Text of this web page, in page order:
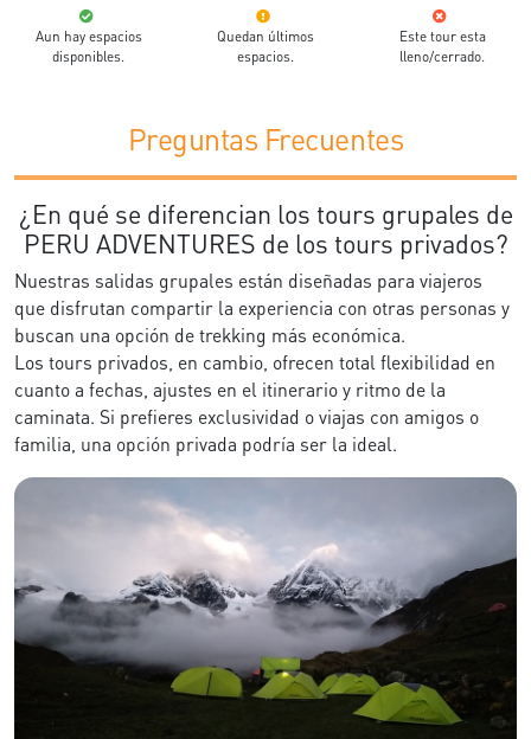
Aun hay espacios
disponibles.
Quedan últimos
espacios.
Este tour esta
lleno/cerrado.
Preguntas Frecuentes
¿En qué se diferencian los tours grupales de
PERU ADVENTURES de los tours privados?
Nuestras salidas grupales están diseñadas para viajeros
que disfrutan compartir la experiencia con otras personas y
buscan una opción de trekking más económica.
Los tours privados, en cambio, ofrecen total flexibilidad en
cuanto a fechas, ajustes en el itinerario y ritmo de la
caminata. Si prefieres exclusividad o viajas con amigos o
familia, una opción privada podría ser la ideal.